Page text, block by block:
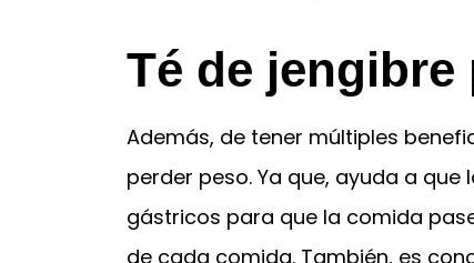
Té de jengibre
Además, de tener múltiples
perder peso. Ya que, ayuda a
gástricos para que la comida
de cada comida. También, es